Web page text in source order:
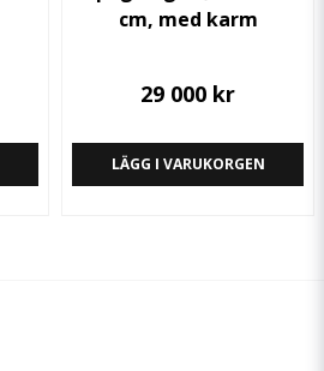
cm, med karm
29 000 kr
LÄGG I VARUKORGEN